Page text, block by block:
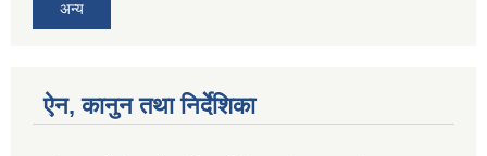
अन्य
ऐन, कानुन तथा निर्देशिका